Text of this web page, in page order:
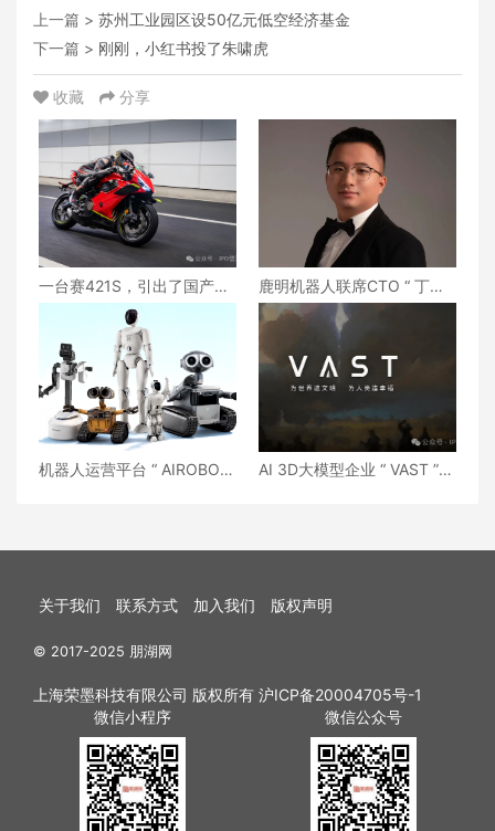
上一篇 > 苏州工业园区设50亿元低空经济基金
下一篇 > 刚刚，小红书投了朱啸虎
收藏 分享
一台赛421S，引出了国产摩
托更重要的问题
鹿明机器人联席CTO “ 丁琰 ”
离职
机器人运营平台 “ AIROBO ”
AI 3D大模型企业 “ VAST ”
关于我们 联系方式 加入我们 版权声明
© 2017-2025 朋湖网
上海荣墨科技有限公司 版权所有 沪ICP备20004705号-1
微信小程序
微信公众号